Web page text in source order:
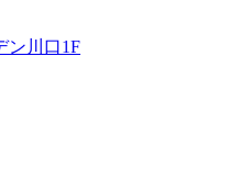
ン川口1F